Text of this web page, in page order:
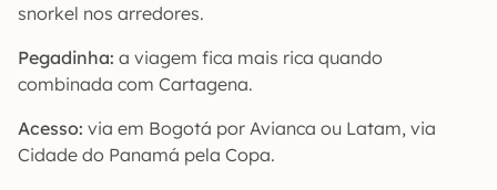
snorkel nos arredores.
Pegadinha: a viagem fica mais rica quando
combinada com Cartagena.
Acesso: via em Bogotá por Avianca ou Latam, via
Cidade do Panamá pela Copa.